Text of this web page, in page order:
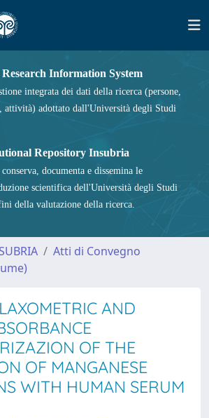
Information System
integrata dei dati della ricerca (persone,
attività) adottato dall'Università degli Studi
Repository Insubria
documenta e dissemina le
scientifica dell'Università degli Studi
della valutazione della ricerca.
Atti di Convegno
AND
OF THE
OF MANGANESE
WITH HUMAN SERUM